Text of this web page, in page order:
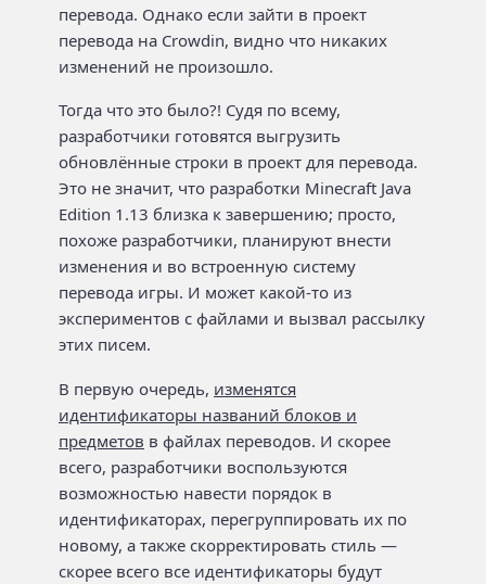
перевода. Однако если зайти в проект
перевода на Crowdin, видно что никаких
изменений не произошло.
Тогда что это было?! Судя по всему,
разработчики готовятся выгрузить
обновлённые строки в проект для перевода.
Это не значит, что разработки Minecraft Java
Edition 1.13 близка к завершению; просто,
похоже разработчики, планируют внести
изменения и во встроенную систему
перевода игры. И может какой-то из
экспериментов с файлами и вызвал рассылку
этих писем.
В первую очередь, изменятся
идентификаторы названий блоков и
предметов в файлах переводов. И скорее
всего, разработчики воспользуются
возможностью навести порядок в
идентификаторах, перегруппировать их по
новому, а также скорректировать стиль —
скорее всего все идентификаторы будут